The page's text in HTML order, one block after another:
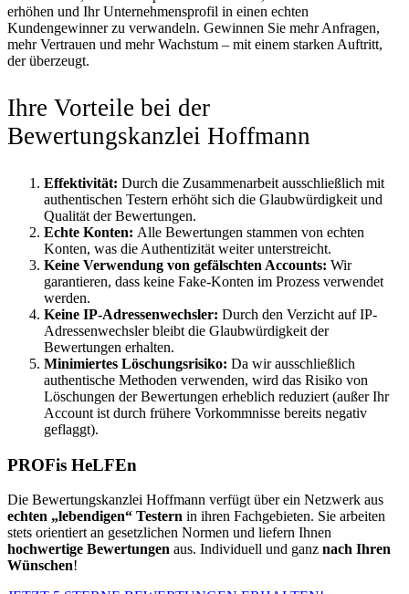
erhöhen und Ihr Unternehmensprofil in einen echten
Kundengewinner zu verwandeln. Gewinnen Sie mehr Anfragen,
mehr Vertrauen und mehr Wachstum – mit einem starken Auftritt,
der überzeugt.
Ihre Vorteile bei der
Bewertungskanzlei Hoffmann
Effektivität: Durch die Zusammenarbeit ausschließlich mit
authentischen Testern erhöht sich die Glaubwürdigkeit und
Qualität der Bewertungen.
Echte Konten: Alle Bewertungen stammen von echten
Konten, was die Authentizität weiter unterstreicht.
Keine Verwendung von gefälschten Accounts: Wir
garantieren, dass keine Fake-Konten im Prozess verwendet
werden.
Keine IP-Adressenwechsler: Durch den Verzicht auf IP-
Adressenwechsler bleibt die Glaubwürdigkeit der
Bewertungen erhalten.
Minimiertes Löschungsrisiko: Da wir ausschließlich
authentische Methoden verwenden, wird das Risiko von
Löschungen der Bewertungen erheblich reduziert (außer Ihr
Account ist durch frühere Vorkommnisse bereits negativ
geflaggt).
PROFis HeLFEn
Die Bewertungskanzlei Hoffmann verfügt über ein Netzwerk aus
echten „lebendigen“ Testern in ihren Fachgebieten. Sie arbeiten
stets orientiert an gesetzlichen Normen und liefern Ihnen
hochwertige Bewertungen aus. Individuell und ganz nach Ihren
Wünschen!